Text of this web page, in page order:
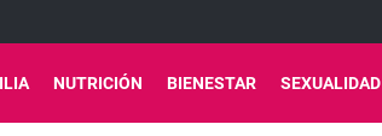
NUTRICIÓN BIENESTAR SEXUALIDAD